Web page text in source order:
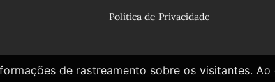
Política de Privacidade
de rastreamento sobre os visitantes.